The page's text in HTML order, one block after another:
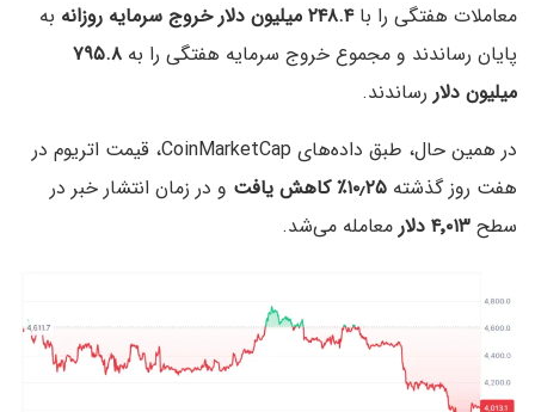
معاملات هفتگی را با۲۴۸.۴ میلیون دلار خروج سرمایه روزانه
به
پایان رساندند و مجموع خروج سرمایه هفتگی را به ۷۹۵.۸
میلیون دلاررساندند.
در همین حال، طبق داده‌های CoinMarketCap، قیمت اتریوم در
هفت روز گذشته ۱۰٫۲۵٪ کاهش یافت
و در زمان انتشار خبر در
سطح ۴٬۰۱۳ دلار معامله می‌شد.